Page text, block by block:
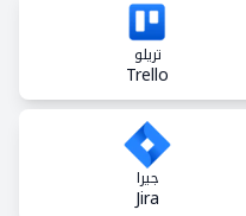
تريلو
Trello
جيرا
Jira